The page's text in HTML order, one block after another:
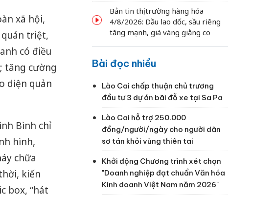
xã hội,
quán triệt,
có điều
tăng cường
diện quản
Bình chỉ
hình,
chữa
kiến
box, “hát
Bản tin thị trường hàng hóa
4/8/2026: Dầu lao dốc, sầu riêng
tăng mạnh, giá vàng giằng co
Bài đọc nhiều
Lào Cai chấp thuận chủ trương
đầu tư 3 dự án bãi đỗ xe tại Sa Pa
Lào Cai hỗ trợ 250.000
đồng/người/ngày cho người dân
sơ tán khỏi vùng thiên tai
Khởi động Chương trình xét chọn
"Doanh nghiệp đạt chuẩn Văn hóa
Kinh doanh Việt Nam năm 2026"